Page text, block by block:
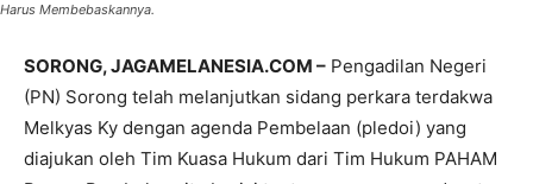
Harus Membebaskannya.
SORONG, JAGAMELANESIA.COM – Pengadilan Negeri
(PN) Sorong telah melanjutkan sidang perkara terdakwa
Melkyas Ky dengan agenda Pembelaan (pledoi) yang
diajukan oleh Tim Kuasa Hukum dari Tim Hukum PAHAM